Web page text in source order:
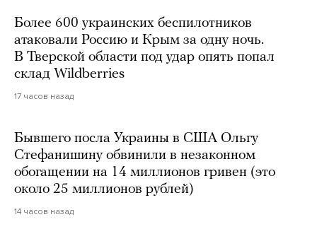
Более 600 украинских беспилотников
атаковали Россию и Крым за одну ночь.
В Тверской области под удар опять попал
склад Wildberries
17 часов назад
Бывшего посла Украины в США Ольгу
Стефанишину обвинили в незаконном
обогащении на 14 миллионов гривен (это
около 25 миллионов рублей)
14 часов назад